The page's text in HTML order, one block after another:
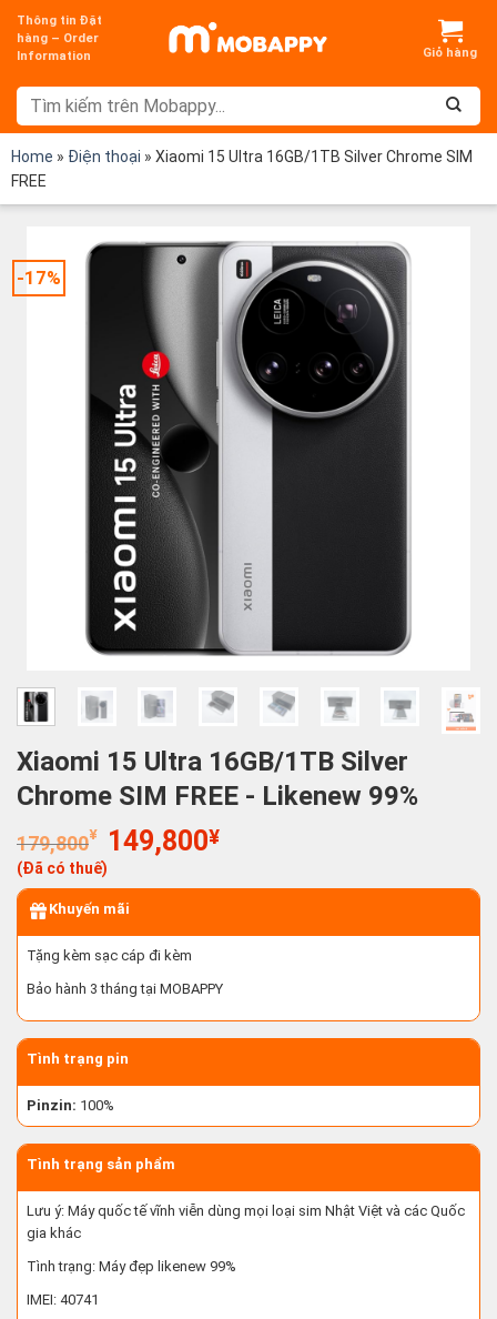
Chuyển
đến
dung
Thông tin Đặt
hàng – Order
Information
Home » Điện thoại » Xiaomi 15 Ultra 16GB/1TB Silver Chrome SIM
FREE
-17%
Xiaomi 15 Ultra 16GB/1TB Silver
Chrome SIM FREE - Likenew 99%
179,800¥
Giá
gốc
là:
179,800¥.
149,800¥Giá
tại
149,800¥.
(Đã có thuế)
Khuyến mãi
Tặng kèm sạc cáp đi kèm
Bảo hành 3 tháng tại MOBAPPY
Tình trạng pin
Pinzin: 100%
Tình trạng sản phẩm
Lưu ý: Máy quốc tế vĩnh viễn dùng mọi loại sim Nhật Việt và các Quốc
gia khác
Tình trạng: Máy đẹp likenew 99%
IMEI: 40741